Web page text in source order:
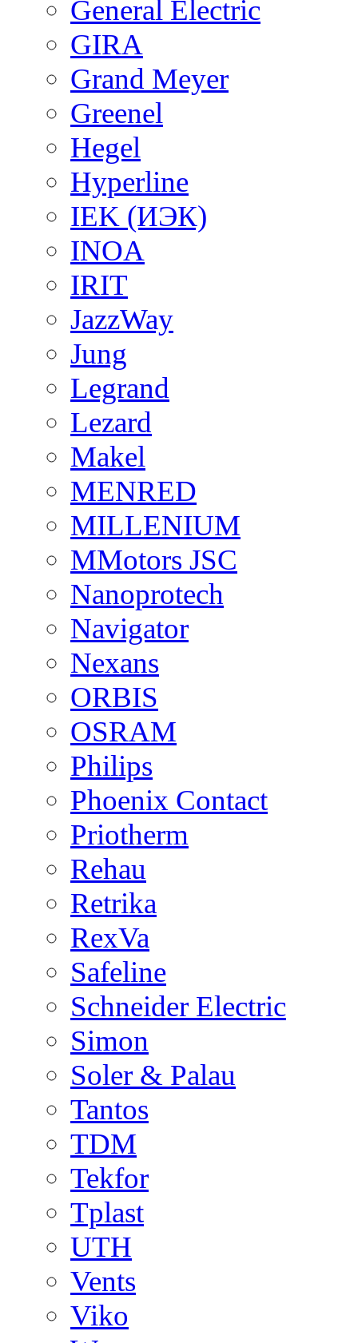
General Electric
GIRA
Grand Meyer
Greenel
Hegel
Hyperline
IEK (ИЭК)
INOA
IRIT
JazzWay
Jung
Legrand
Lezard
Makel
MENRED
MILLENIUM
MMotors JSC
Nanoprotech
Navigator
Nexans
ORBIS
OSRAM
Philips
Phoenix Contact
Priotherm
Rehau
Retrika
RexVa
Safeline
Schneider Electric
Simon
Soler & Palau
Tantos
TDM
Tekfor
Tplast
UTH
Vents
Viko